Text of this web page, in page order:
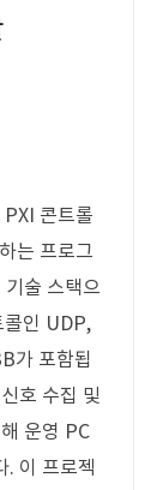
콘트롤
는 프로그
술 스택으
인 UDP,
가 포함됩
호 수집 및
운영 PC
. 이 프로젝